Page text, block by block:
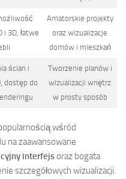
3D, łatwe
Amatorskie projekty
oraz wizualizacje
domów i mieszkań
ścian i
dostęp do
Tworzenie planów i
wizualizacji wnętrz
w prosty sposób
wśród
na zaawansowane
interfejsoraz bogata
szczegółowych wizualizacji.